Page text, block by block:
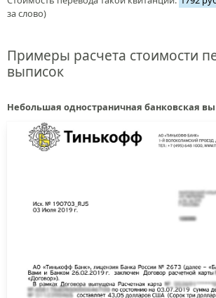
за слово)
Примеры расчета стоимости
выписок
Небольшая одностраничная банковская